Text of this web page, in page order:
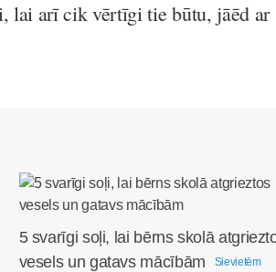
lai arī cik vērtīgi tie būtu, jāēd ar
5 svarīgi soļi, lai bērns skolā
vesels un gatavs mācībām
Sievietēm